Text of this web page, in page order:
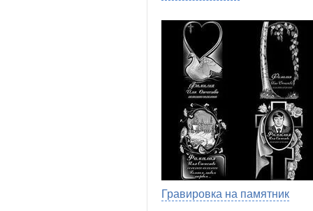
Гравировка на памятник